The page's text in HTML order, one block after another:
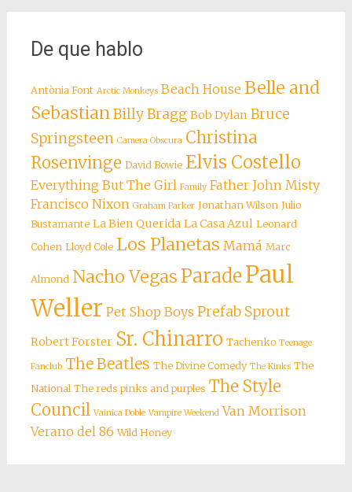
De que hablo
Antònia Font Arctic Monkeys Beach House Belle and
SebastianBilly Bragg Bob Dylan Bruce
Springsteen Camera Obscura Christina
Rosenvinge David Bowie Elvis Costello
Everything But The Girl Family Father John Misty
Francisco Nixon Graham Parker Jonathan Wilson Julio
Bustamante La Bien Querida La Casa Azul Leonard
Cohen Lloyd Cole Los Planetas Mamá Marc
Almond Nacho Vegas ParadePaul
Weller Pet Shop Boys Prefab Sprout
Robert Forster Sr. Chinarro Tachenko Teenage
Fanclub The Beatles The Divine Comedy The Kinks The
National The reds pinks and purples The Style
Council Vainica Doble Vampire Weekend Van Morrison
Verano del 86 Wild Honey